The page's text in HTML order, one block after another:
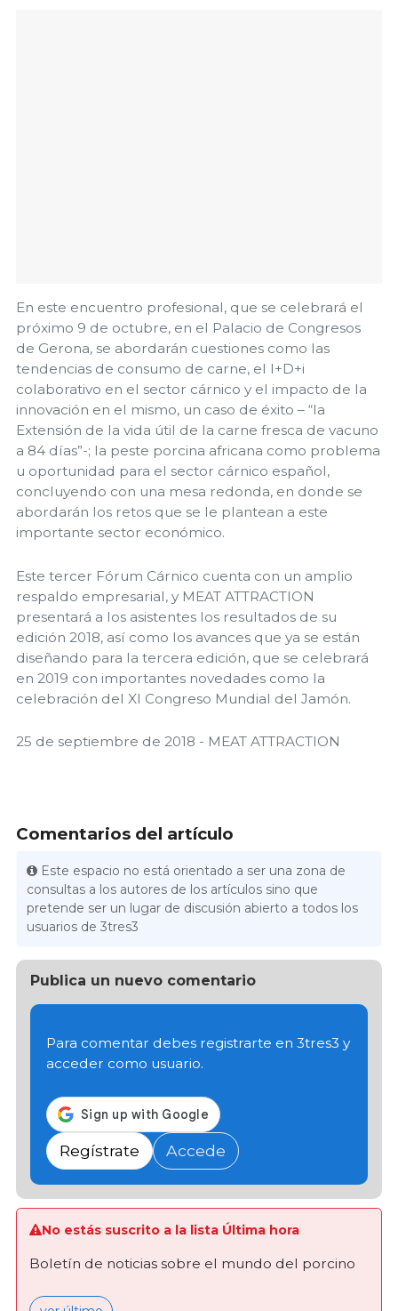
En este encuentro profesional, que se celebrará el
próximo 9 de octubre, en el Palacio de Congresos
de Gerona, se abordarán cuestiones como las
tendencias de consumo de carne, el I+D+i
colaborativo en el sector cárnico y el impacto de la
innovación en el mismo, un caso de éxito – “la
Extensión de la vida útil de la carne fresca de vacuno
a 84 días”-; la peste porcina africana como problema
u oportunidad para el sector cárnico español,
concluyendo con una mesa redonda, en donde se
abordarán los retos que se le plantean a este
importante sector económico.
Este tercer Fórum Cárnico cuenta con un amplio
respaldo empresarial, y MEAT ATTRACTION
presentará a los asistentes los resultados de su
edición 2018, así como los avances que ya se están
diseñando para la tercera edición, que se celebrará
en 2019 con importantes novedades como la
celebración del XI Congreso Mundial del Jamón.
25 de septiembre de 2018 - MEAT ATTRACTION
Comentarios del artículo
Este espacio no está orientado a ser una zona de
consultas a los autores de los artículos sino que
pretende ser un lugar de discusión abierto a todos los
usuarios de 3tres3
Publica un nuevo comentario
Para comentar debes registrarte en 3tres3 y
acceder como usuario.
Regístrate Accede
No estás suscrito a la lista Última hora
Boletín de noticias sobre el mundo del porcino